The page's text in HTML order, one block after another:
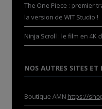
The One Piece : premier
la version de WIT Studio !
Ninja Scroll : le film en 4K
NOS AUTRES SITES ET
Boutique AMN https://